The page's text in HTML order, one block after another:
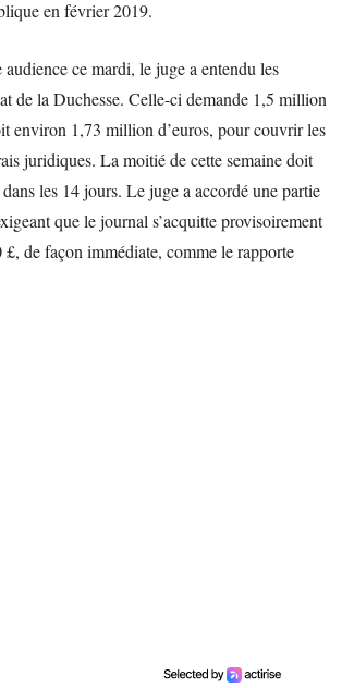
en février 2019.
ce mardi, le juge a entendu les
de la Duchesse. Celle-ci demande 1,5 million
environ 1,73 million d’euros, pour couvrir les
juridiques. La moitié de cette semaine doit
les 14 jours. Le juge a accordé une partie
que le journal s’acquitte provisoirement
£, de façon immédiate, comme le rapporte